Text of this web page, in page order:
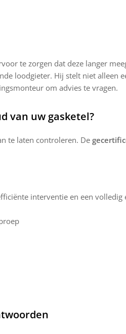
te zorgen dat deze langer
loodgieter. Hij stelt niet alleen
om advies te vragen.
van uw gasketel?
te laten controleren. De
interventie en een